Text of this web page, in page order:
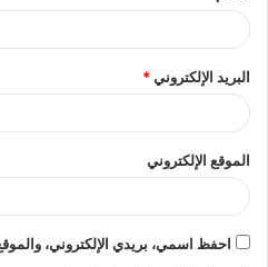
البريد الإلكتروني*
الموقع الإلكتروني
احفظ اسمي، بريدي الإلكتروني،